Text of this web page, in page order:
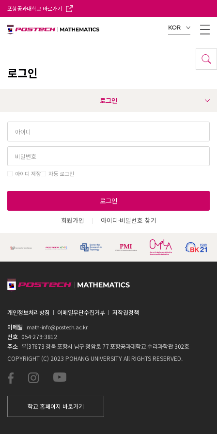
포항공과대학교 바로가기
KOR
로그인
로그인
아이디 저장 자동 로그인
로그인
회원가입 아이디·비밀번호 찾기
개인정보처리방침 이메일무단수집거부
저작권정책
이메일
math-info@postech.ac.kr
번호 054-279-3812
주소 우)37673 경북 포항시 남구 청암로 77 포항공과대학교 수리과학관 302호
COPYRIGHT (C) 2023 POHANG UNIVERSITY All RIGHTS RESERVED.
학교 홈페이지 바로가기